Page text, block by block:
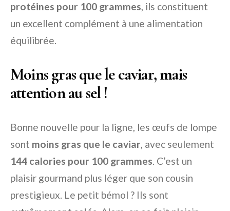
protéines pour 100 grammes, ils constituent
un excellent complément à une alimentation
équilibrée.
Moins gras que le caviar, mais
attention au sel !
Bonne nouvelle pour la ligne, les œufs de lompe
sont moins gras que le caviar, avec seulement
144 calories pour 100 grammes. C’est un
plaisir gourmand plus léger que son cousin
prestigieux. Le petit bémol ? Ils sont